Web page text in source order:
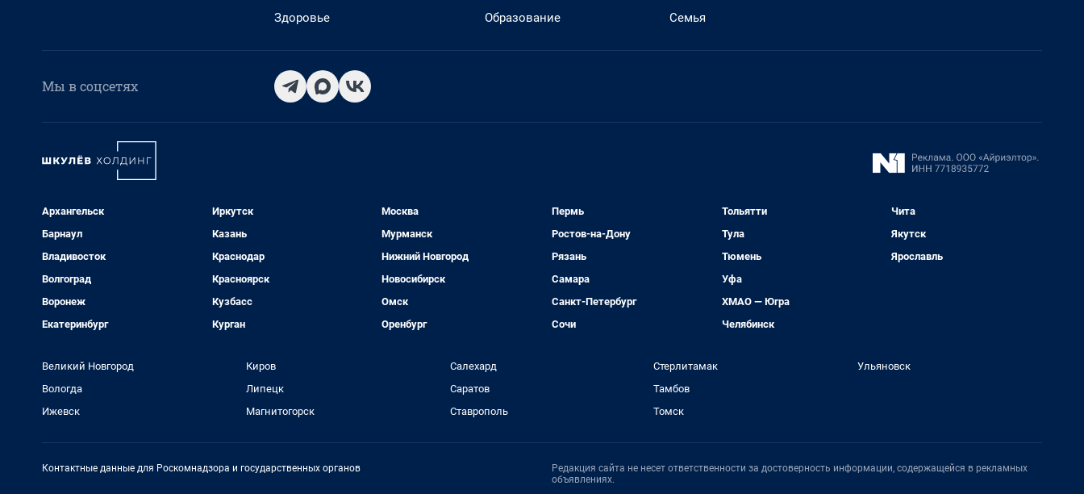
Здоровье
Образование
Семья
Мы в соцсетях
Архангельск
Барнаул
Владивосток
Волгоград
Воронеж
Екатеринбург
Иркутск
Казань
Краснодар
Красноярск
Кузбасс
Курган
Москва
Мурманск
Нижний Новгород
Новосибирск
Омск
Оренбург
Пермь
Ростов-на-Дону
Рязань
Самара
Санкт-Петербург
Сочи
Тольятти
Тула
Тюмень
Уфа
ХМАО — Югра
Челябинск
Чита
Якутск
Ярославль
Великий Новгород
Вологда
Ижевск
Киров
Липецк
Магнитогорск
Салехард
Саратов
Ставрополь
Стерлитамак
Тамбов
Томск
Ульяновск
Контактные данные для Роскомнадзора и государственных органов
Редакция сайта не несет ответственности за достоверность информации, содержащейся в рекламных
объявлениях.